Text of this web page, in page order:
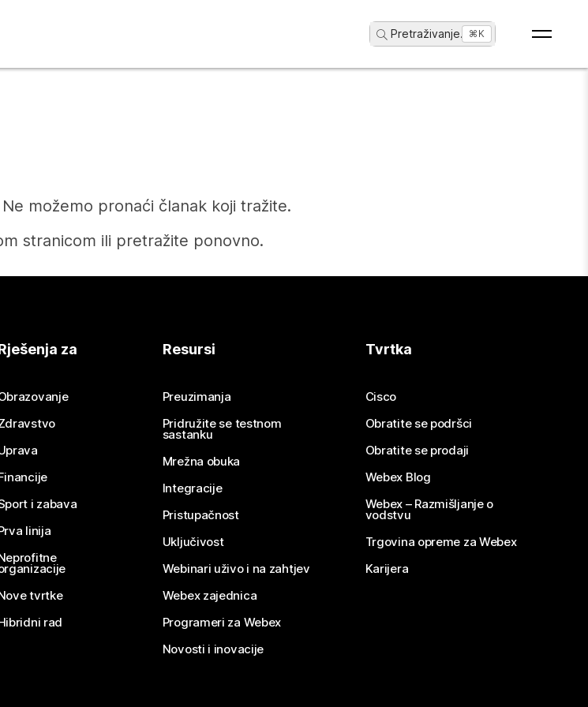
Pretraživanje... ⌘K
možemo pronaći članak koji tražite.
stranicom ili pretražite ponovno.
Tražite li odgovor?
Pošaljite pitanje
za
i zabava
linija
tvrtke
rad
Resursi
Preuzimanja
Pridružite se testnom
sastanku
Mrežna obuka
Integracije
Pristupačnost
Uključivost
Webinari uživo i na zahtjev
Webex zajednica
Programeri za Webex
Novosti i inovacije
Tvrtka
Cisco
Obratite se podršci
Obratite se prodaji
Webex Blog
Webex – Razmišljanje o
vodstvu
Trgovina opreme za Webex
Karijera